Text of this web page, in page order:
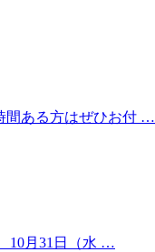
間ある方はぜひお付 …
10月31日（水 …